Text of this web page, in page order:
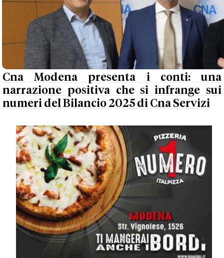
Cna Modena presenta i conti: una
narrazione positiva che si infrange sui
numeri del Bilancio 2025 di Cna Servizi